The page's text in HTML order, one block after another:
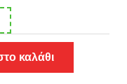
καλάθι